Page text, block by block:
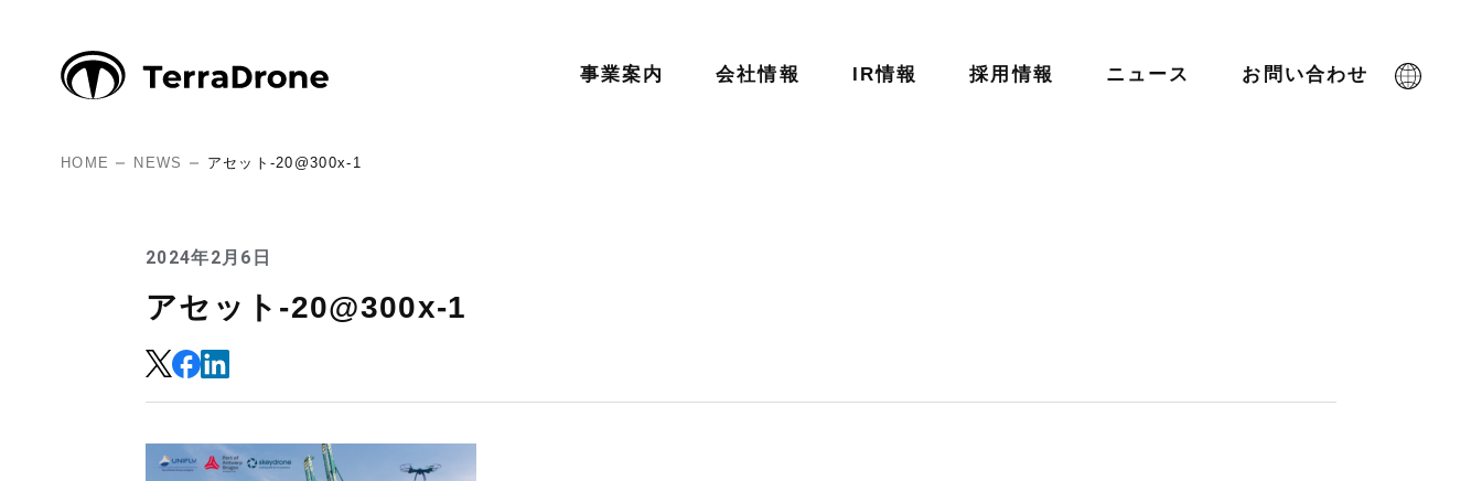
事業案内 会社情報 IR情報 採用情報 ニュース お問い合わせ
HOME NEWS アセット-20@300x-1
2024年2月6日
アセット-20@300x-1